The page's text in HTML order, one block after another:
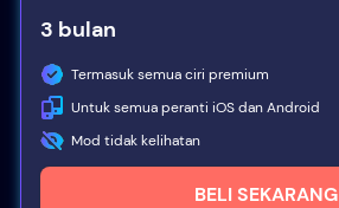
3 bulan
Termasuk semua ciri premium
Untuk semua peranti iOS dan Android
Mod tidak kelihatan
BELI SEKARANG